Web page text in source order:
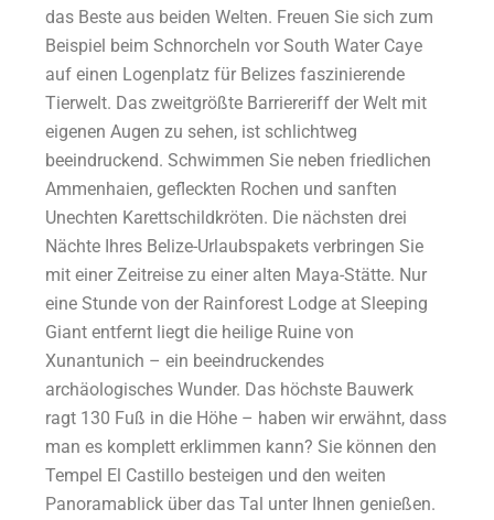
das Beste aus beiden Welten. Freuen Sie sich zum
Beispiel beim Schnorcheln vor South Water Caye
auf einen Logenplatz für Belizes faszinierende
Tierwelt. Das zweitgrößte Barriereriff der Welt mit
eigenen Augen zu sehen, ist schlichtweg
beeindruckend. Schwimmen Sie neben friedlichen
Ammenhaien, gefleckten Rochen und sanften
Unechten Karettschildkröten. Die nächsten drei
Nächte Ihres Belize-Urlaubspakets verbringen Sie
mit einer Zeitreise zu einer alten Maya-Stätte. Nur
eine Stunde von der Rainforest Lodge at Sleeping
Giant entfernt liegt die heilige Ruine von
Xunantunich – ein beeindruckendes
archäologisches Wunder. Das höchste Bauwerk
ragt 130 Fuß in die Höhe – haben wir erwähnt, dass
man es komplett erklimmen kann? Sie können den
Tempel El Castillo besteigen und den weiten
Panoramablick über das Tal unter Ihnen genießen.